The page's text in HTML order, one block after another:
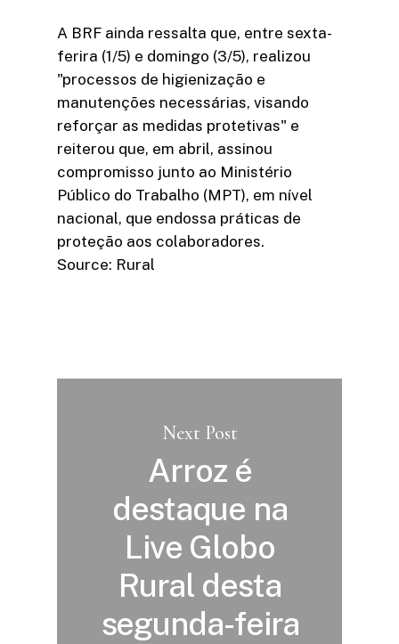
A BRF ainda ressalta que, entre sexta-
ferira (1/5) e domingo (3/5), realizou
"processos de higienização e
manutenções necessárias, visando
reforçar as medidas protetivas" e
reiterou que, em abril, assinou
compromisso junto ao Ministério
Público do Trabalho (MPT), em nível
nacional, que endossa práticas de
proteção aos colaboradores.
Source: Rural
Next Post
Arroz é
destaque na
Live Globo
Rural desta
segunda-feira